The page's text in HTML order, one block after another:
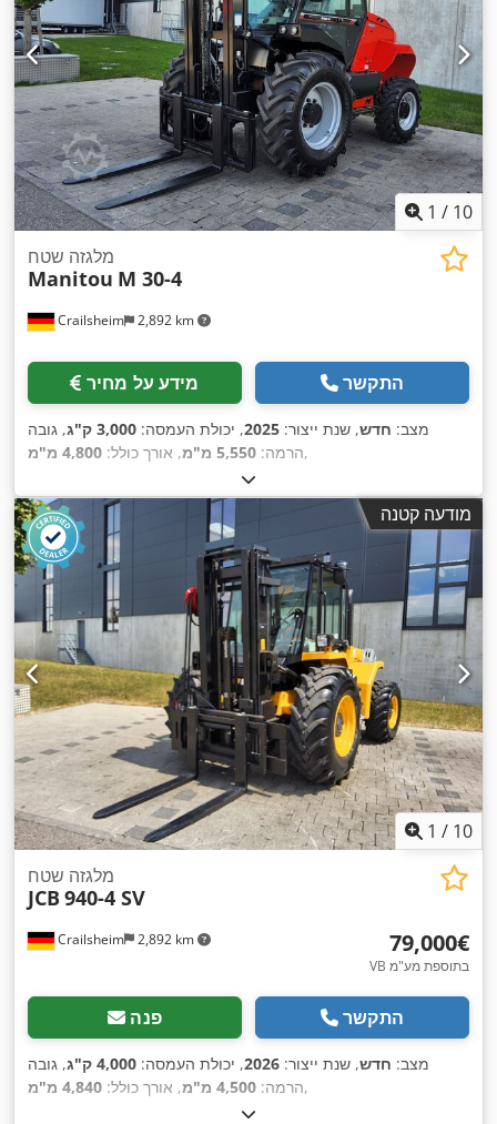
1 / 10
Crailsheim 2,892 km
מלגזה שטח
Manitou M 30-4
מידע על מחיר התקשר
מצב: חדש, שנת ייצור: 2025, יכולת העמסה: 3,000 ק"ג
, גובה
הרמה: 5,550 מ"מ , אורך כולל: 4,800 מ"מ ,
מודעה קטנה
1 / 10
Crailsheim 2,892 km
מלגזה שטח
JCB 940-4 SV
‏79,000 ‏€
VB בתוספת מע"מ
פנה התקשר
מצב: חדש, שנת ייצור: 2026, יכולת העמסה: 4,000 ק"ג
, גובה
הרמה: 4,500 מ"מ , אורך כולל: 4,840 מ"מ ,